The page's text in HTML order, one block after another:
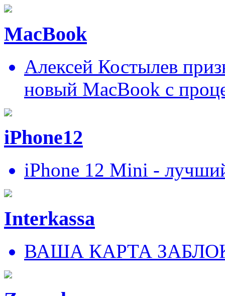
MacBook
Алексей Костылев
новый MacBook c
iPhone12
iPhone 12 Mini -
Interkassa
ВАША КАРТА